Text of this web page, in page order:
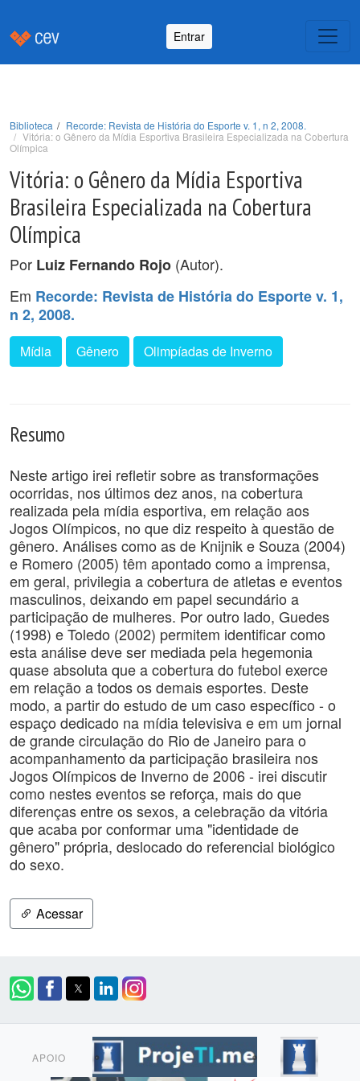
Entrar
Biblioteca
Recorde: Revista de História do Esporte v. 1, n 2, 2008.
Vitória: o Gênero da Mídia Esportiva Brasileira Especializada na Cobertura
Olímpica
Vitória: o Gênero da Mídia Esportiva
Brasileira Especializada na Cobertura
Olímpica
Por Luiz Fernando Rojo (Autor).
Em Recorde: Revista de História do Esporte v. 1,
n 2, 2008.
Mídia Gênero Olimpíadas de Inverno
Resumo
Neste artigo irei refletir sobre as transformações
ocorridas, nos últimos dez anos, na cobertura
realizada pela mídia esportiva, em relação aos
Jogos Olímpicos, no que diz respeito à questão de
gênero. Análises como as de Knijnik e Souza (2004)
e Romero (2005) têm apontado como a imprensa,
em geral, privilegia a cobertura de atletas e eventos
masculinos, deixando em papel secundário a
participação de mulheres. Por outro lado, Guedes
(1998) e Toledo (2002) permitem identificar como
esta análise deve ser mediada pela hegemonia
quase absoluta que a cobertura do futebol exerce
em relação a todos os demais esportes. Deste
modo, a partir do estudo de um caso específico - o
espaço dedicado na mídia televisiva e em um jornal
de grande circulação do Rio de Janeiro para o
acompanhamento da participação brasileira nos
Jogos Olímpicos de Inverno de 2006 - irei discutir
como nestes eventos se reforça, mais do que
diferenças entre os sexos, a celebração da vitória
que acaba por conformar uma "identidade de
gênero" própria, deslocado do referencial biológico
do sexo.
Acessar
APOIO